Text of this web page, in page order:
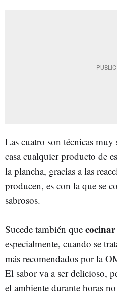
Las cuatro son técnicas muy
casa cualquier producto de
la plancha, gracias a las
producen, es con la que se
sabrosos.
Sucede también que
especialmente, cuando se
más recomendados por la
El sabor va a ser delicioso,
el ambiente durante horas